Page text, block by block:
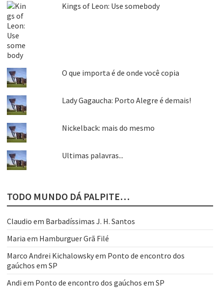
Kings of Leon: Use somebody
O que importa é de onde você copia
Lady Gagaucha: Porto Alegre é demais!
Nickelback: mais do mesmo
Ultimas palavras...
TODO MUNDO DÁ PALPITE…
Claudio em Barbadíssimas J. H. Santos
Maria em Hamburguer Grã Filé
Marco Andrei Kichalowskyem Ponto de encontro dos
gaúchos em SP
Andi em Ponto de encontro dos gaúchos em SP